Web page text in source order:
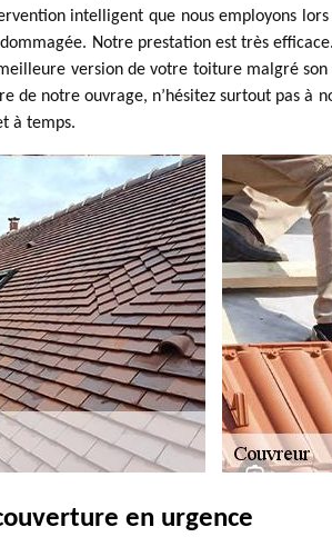
intelligent que nous employons
Notre prestation est très
version de votre toiture malgré son
de notre ouvrage, n’hésitez surtout pas à
à temps.
en urgence